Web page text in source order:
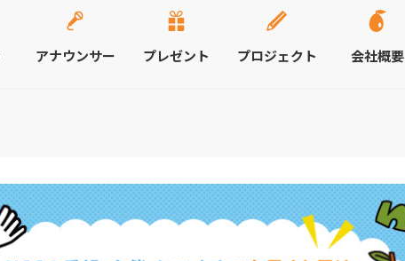
アナウンサー プレゼント プロジェクト 会社概要